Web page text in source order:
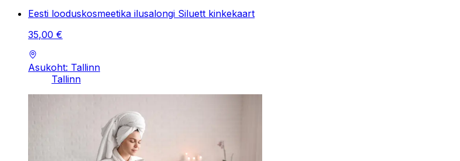
Eesti looduskosmeetika ilusalongi Siluett kinkekaart
35,00 €
Asukoht: Tallinn
Tallinn